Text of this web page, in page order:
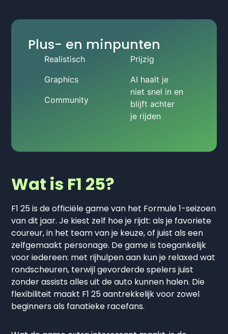
Plus- en minpunten
Realistisch
Graphics
Community
Prijzig
AI haalt je
niet snel in en
blijft achter
je rijden
Wat is F1 25?
F1 25 is de officiële game van het Formule 1-seizoen
van dit jaar. Je kiest zelf hoe je rijdt: als je favoriete
coureur, in het team van je keuze, of juist als een
zelfgemaakt personage. De game is toegankelijk
voor iedereen: met rijhulpen aan kun je relaxed wat
rondscheuren, terwijl gevorderde spelers juist
zonder assists alles uit de auto kunnen halen. Die
flexibiliteit maakt F1 25 aantrekkelijk voor zowel
beginners als fanatieke racefans.